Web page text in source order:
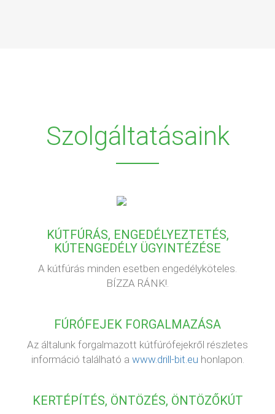
Szolgáltatásaink
KÚTFÚRÁS, ENGEDÉLYEZTETÉS,
KÚTENGEDÉLY ÜGYINTÉZÉSE
A kútfúrás minden esetben engedélyköteles.
BÍZZA RÁNK!.
FÚRÓFEJEK FORGALMAZÁSA
Az általunk forgalmazott kútfúrófejekről részletes
információ található a www.drill-bit.eu honlapon.
KERTÉPÍTÉS, ÖNTÖZÉS, ÖNTÖZŐKÚT